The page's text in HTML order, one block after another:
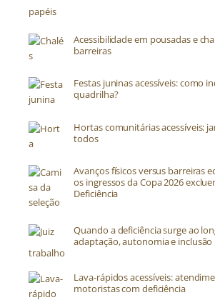
Acessibilidade em pousadas e
barreiras
Festas juninas acessíveis: como
quadrilha?
Hortas comunitárias acessíveis:
todos
Avanços físicos versus barreiras
os ingressos da Copa 2026
Deficiência
Quando a deficiência surge ao
adaptação, autonomia e
trabalho
Lava-rápidos acessíveis:
motoristas com deficiência